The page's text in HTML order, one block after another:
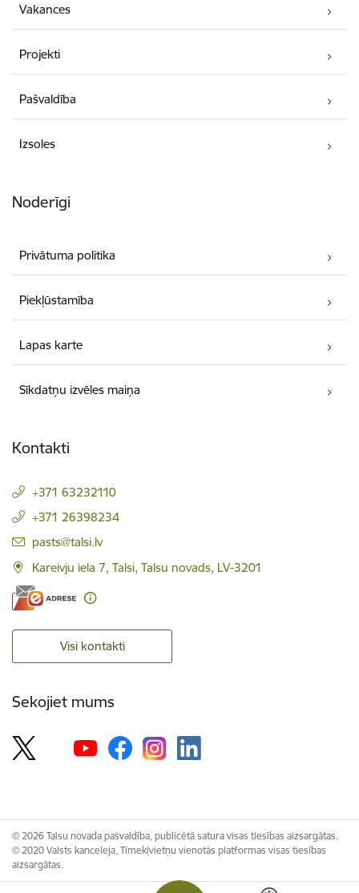
Vakances
Projekti
Pašvaldība
Izsoles
Noderīgi
Privātuma politika
Piekļūstamība
Lapas karte
Sīkdatņu izvēles maiņa
Kontakti
+371 63232110
+371 26398234
E-pasts:
pasts@talsi.lv
Kareivju iela 7, Talsi, Talsu novads, LV-3201
Visi kontakti
Sekojiet mums
© 2026 Talsu novada pašvaldība, publicētā satura visas tiesības aizsargātas.
© 2020 Valsts kanceleja, Tīmekļvietņu vienotās platformas visas tiesības
aizsargātas.